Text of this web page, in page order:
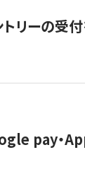
リーの受付
pay